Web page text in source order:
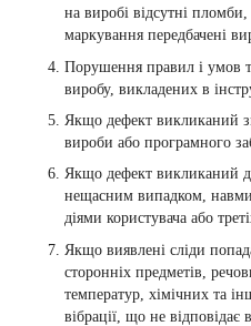
на виробі відсутні
маркування передбачені
Порушення правил і умов
виробу, викладених в
Якщо дефект викликаний
вироби або програмного
Якщо дефект викликаний
нещасним випадком,
діями користувача або
Якщо виявлені сліди
сторонніх предметів,
температур, хімічних та
вібрації, що не відповідає